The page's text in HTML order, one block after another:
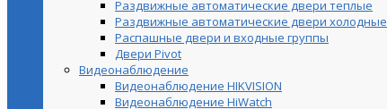
Раздвижные автоматические двери теплые
Раздвижные автоматические двери холодные
Распашные двери и входные группы
Двери Pivot
Видеонаблюдение
Видеонаблюдение HIKVISION
Видеонаблюдение HiWatch